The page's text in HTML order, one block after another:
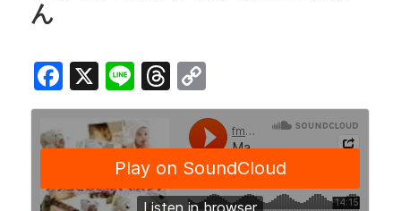
ん
F
a
c
e
b
X Li
n
e
T
h
e
a
o
p
y
Li